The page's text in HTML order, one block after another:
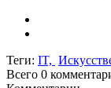
Теги: IT,
Всего 0